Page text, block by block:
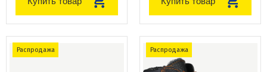
Распродажа Распродажа